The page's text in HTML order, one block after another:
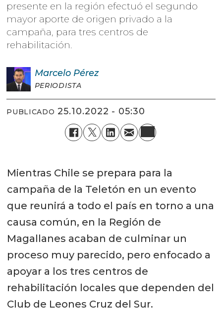
presente en la región efectuó el segundo
mayor aporte de origen privado a la
campaña, para tres centros de
rehabilitación.
Marcelo Pérez
PERIODISTA
PUBLICADO 25.10.2022 - 05:30
Mientras Chile se prepara para la
campaña de la Teletón en un evento
que reunirá a todo el país en torno a una
causa común, en la Región de
Magallanes acaban de culminar un
proceso muy parecido, pero enfocado a
apoyar a los tres centros de
rehabilitación locales que dependen del
Club de Leones Cruz del Sur.